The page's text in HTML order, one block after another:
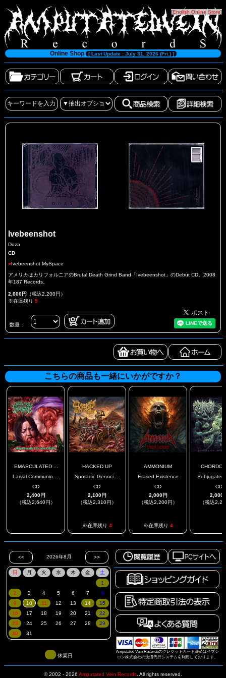
[English Online Store]
Online Shop [ Last Update : July 31, 2026 (Fri.) ]
Ivebeenshot
Doza
CD
●Ivebeenshot MySpace
アメリカはカリフォルニアのBrutal Death Grind Band「Ivebeenshot」のDebut CD。2008
年187 Records。
2,000円 （税込2,200円）
※在庫残り 5
数量：
こちらの商品も一緒にいかがですか？
EMASCULATED ...
Larval Communio ...
CD
2,400円
（税込2,640円）
HACKED UP
Sporadic Genoci ...
CD
2,100円
（税込2,310円）
※在庫残り 4
AMMONIUM
Erased Existence
CD
2,000円
（税込2,200円）
※在庫残り 4
Subjugated
CD
2,000
（税込
Amputated Vein Recordsのクレジットカード決済はイプシ
ロン株式会社の決済代行システムを利用しております。
休業日
© 2002 - 2026 Amputated Vein Records All rights reserved.